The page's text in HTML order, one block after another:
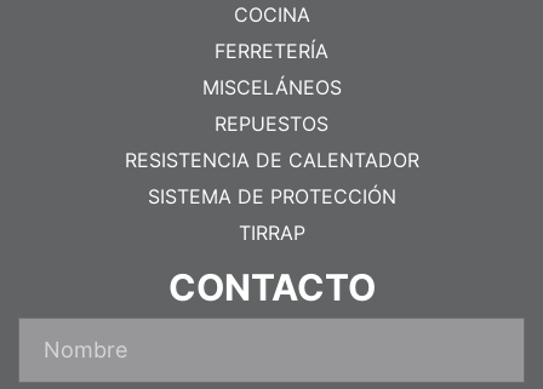
COCINA
FERRETERÍA
MISCELÁNEOS
REPUESTOS
RESISTENCIA DE CALENTADOR
SISTEMA DE PROTECCIÓN
TIRRAP
CONTACTO